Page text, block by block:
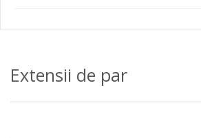
Extensii de par